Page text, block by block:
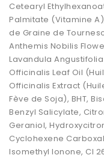
Cetearyl
Palmitate (Vitamine
de Graine de
Anthemis Nobilis
Lavandula
Officinalis Leaf Oil
Officinalis Extract
Fève de Soja), BHT,
Benzyl Salicylate,
Geraniol,
Cyclohexene
Isomethyl Ionone, CI